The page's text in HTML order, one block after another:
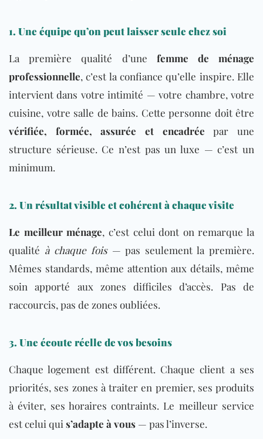
1. Une équipe qu’on peut laisser seule chez soi
La première qualité d’une femme de ménage
professionnelle, c’est la confiance qu’elle inspire. Elle
intervient dans votre intimité — votre chambre, votre
cuisine, votre salle de bains. Cette personne doit être
vérifiée, formée, assurée et encadrée par une
structure sérieuse. Ce n’est pas un luxe — c’est un
minimum.
2. Un résultat visible et cohérent à chaque visite
Le meilleur ménage, c’est celui dont on remarque la
qualité à chaque fois— pas seulement la première.
Mêmes standards, même attention aux détails, même
soin apporté aux zones difficiles d’accès. Pas de
raccourcis, pas de zones oubliées.
3. Une écoute réelle de vos besoins
Chaque logement est différent. Chaque client a ses
priorités, ses zones à traiter en premier, ses produits
à éviter, ses horaires contraints. Le meilleur service
est celui qui s’adapte à vous — pas l’inverse.